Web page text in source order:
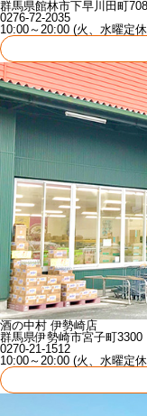
群馬県館林市下早川田町
0276-72-2035
10:00～20:00 (火、水曜定
酒の中村 伊勢崎店
群馬県伊勢崎市宮子町3300
0270-21-1512
10:00～20:00 (火、水曜定